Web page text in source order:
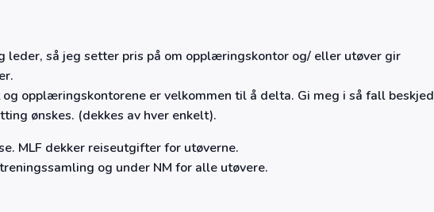
leder, så jeg setter pris på om opplæringskontor og/ eller utøver gir
opplæringskontorene er velkommen til å delta. Gi meg i så fall beskjed
ønskes. (dekkes av hver enkelt).
MLF dekker reiseutgifter for utøverne.
og under NM for alle utøvere.